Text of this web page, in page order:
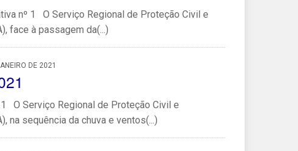
nº 1 O Serviço Regional de Proteção Civil e
face à passagem da(...)
DE 2021
O Serviço Regional de Proteção Civil e
na sequência da chuva e ventos(...)